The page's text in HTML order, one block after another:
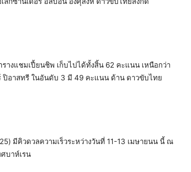
างแชมเปี้ยนชิพ เก็บไปได้ทั้งสิ้น 62 คะแนน เหนือกว่า
ปิอาสทรี ในอันดับ 3 มี 49 คะแนน ด้าน ดาวขับไทย
มีคิวดวลความเร็วระหว่างวันที่ 11-13 เมษายนน นี้ ณ
บาห์เรน